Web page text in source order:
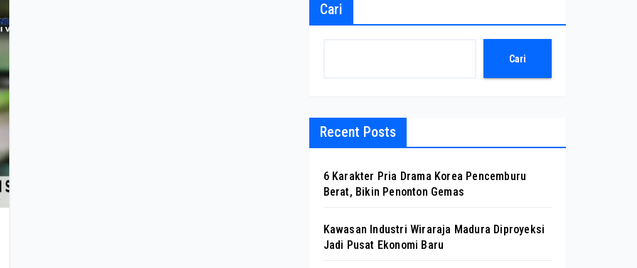
Cari
Cari
Recent Posts
6 Karakter Pria Drama Korea Pencemburu
Berat, Bikin Penonton Gemas
Kawasan Industri Wiraraja Madura Diproyeksi
Jadi Pusat Ekonomi Baru